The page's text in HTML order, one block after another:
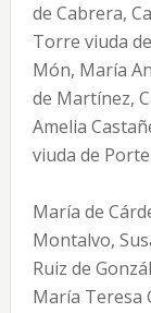
de Cabrera,
Torre viuda
Món, María
de Martínez,
Amelia
viuda de
María de
Montalvo,
Ruiz de
María Teresa